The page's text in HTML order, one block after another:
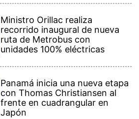
Ministro Orillac realiza
recorrido inaugural de nueva
ruta de Metrobus con
unidades 100% eléctricas
Panamá inicia una nueva etapa
con Thomas Christiansen al
frente en cuadrangular en
Japón